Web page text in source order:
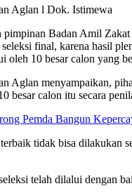
Aglan l Dok. Istimewa
Badan Amil
final, karena hasil
10 besar calon yang
Aglan menyampaikan,
besar calon itu secara
Pemda Bangun
tidak bisa dilakukan
telah dilalui dengan